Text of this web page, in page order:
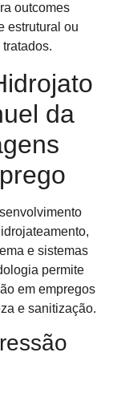
outcomes
estrutural ou
da
e sistemas
permite
em empregos
e sanitização.